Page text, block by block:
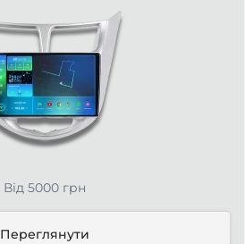
Від 5000 грн
Переглянути